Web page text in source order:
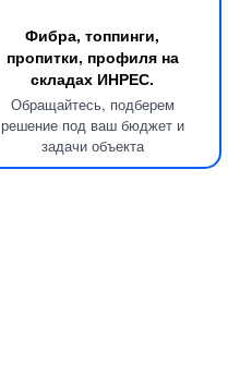
Фибра, топпинги,
пропитки, профиля на
складах ИНРЕС.
Обращайтесь, подберем
решение под ваш бюджет и
задачи объекта